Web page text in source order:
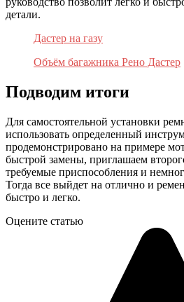
детали.
Дастер на газу
Объём багажника Рено Дастер
Подводим итоги
Для самостоятельной установки
использовать определенный
продемонстрировано на примере
быстрой замены, приглашаем
требуемые приспособления и
Тогда все выйдет на отлично и
быстро и легко.
Оцените статью